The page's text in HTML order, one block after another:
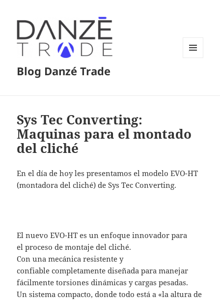
Blog Danzé Trade
Sys Tec Converting:
Maquinas para el montado
del cliché
En el día de hoy les presentamos el modelo EVO-HT
(montadora del cliché) de Sys Tec Converting.
El nuevo EVO-HT es un enfoque innovador para
el proceso de montaje del cliché.
Con una mecánica resistente y
confiable completamente diseñada para manejar
fácilmente torsiones dinámicas y cargas pesadas.
Un sistema compacto, donde todo está a «la altura de